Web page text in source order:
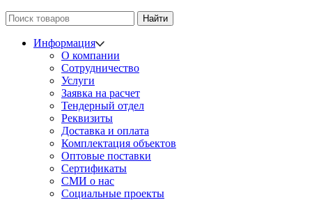
Найти
Информация
О компании
Сотрудничество
Услуги
Заявка на расчет
Тендерный отдел
Реквизиты
Доставка и оплата
Комплектация объектов
Оптовые поставки
Сертификаты
СМИ о нас
Социальные проекты